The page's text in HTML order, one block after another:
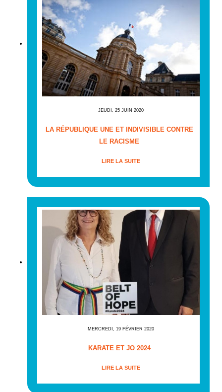
JEUDI, 25 JUIN 2020
LA RÉPUBLIQUE UNE ET INDIVISIBLE CONTRE
LE RACISME
LIRE LA SUITE
MERCREDI, 19 FÉVRIER 2020
KARATE ET JO 2024
LIRE LA SUITE